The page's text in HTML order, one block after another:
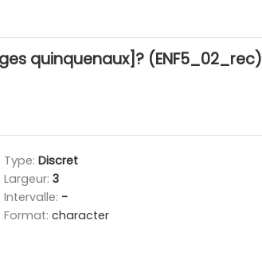
quinquenaux]? (ENF5_02_rec)
Type: Discret
Largeur: 3
Intervalle: -
Format: character